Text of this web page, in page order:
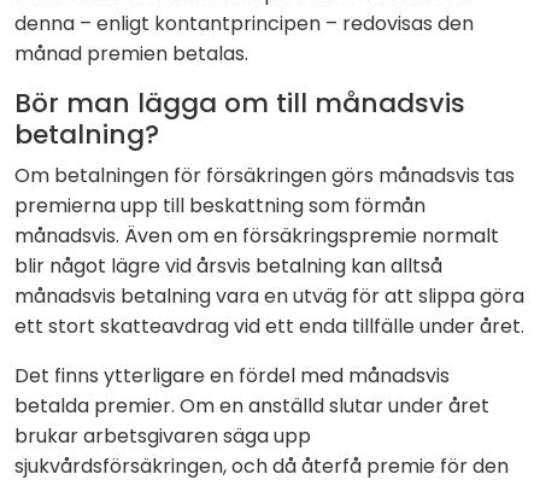
denna – enligt kontantprincipen – redovisas den
månad premien betalas.
Bör man lägga om till månadsvis
betalning?
Om betalningen för försäkringen görs månadsvis tas
premierna upp till beskattning som förmån
månadsvis. Även om en försäkringspremie normalt
blir något lägre vid årsvis betalning kan alltså
månadsvis betalning vara en utväg för att slippa göra
ett stort skatteavdrag vid ett enda tillfälle under året.
Det finns ytterligare en fördel med månadsvis
betalda premier. Om en anställd slutar under året
brukar arbetsgivaren säga upp
sjukvårdsförsäkringen, och då återfå premie för den